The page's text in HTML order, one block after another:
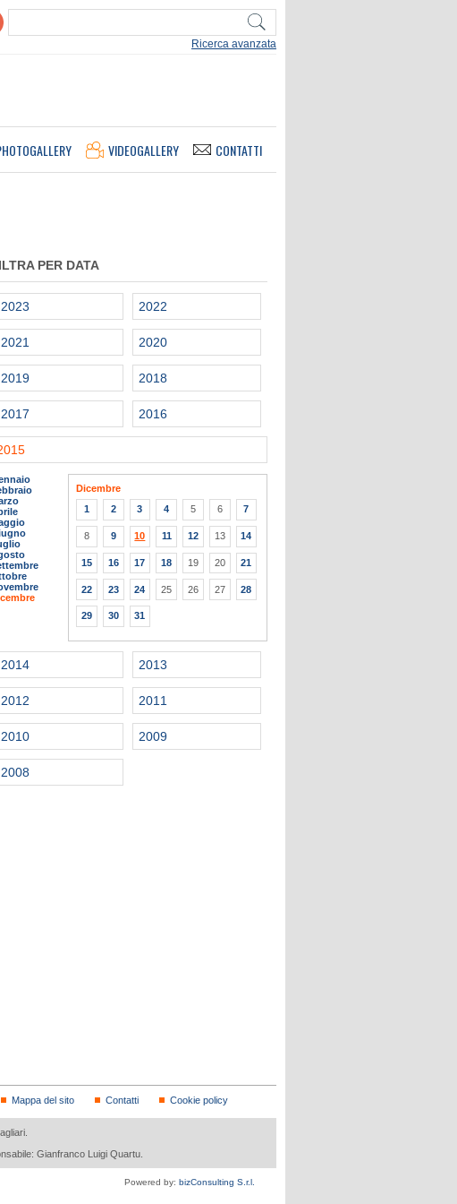
Ricerca avanzata
VIDEOGALLERY CONTATTI
PER DATA
2023 2022
2021 2020
2019 2018
2017 2016
Dicembre
1
2 3 4 5 6 7
8 9 10 11 12 13 14
15 16 17 18 19 20 21
22 23 24 25 26 27 28
29 30 31
2014 2013
2012 2011
2010 2009
2008
Mappa del sito Contatti Cookie policy
Gianfranco Luigi Quartu.
Powered by: bizConsulting S.r.l.